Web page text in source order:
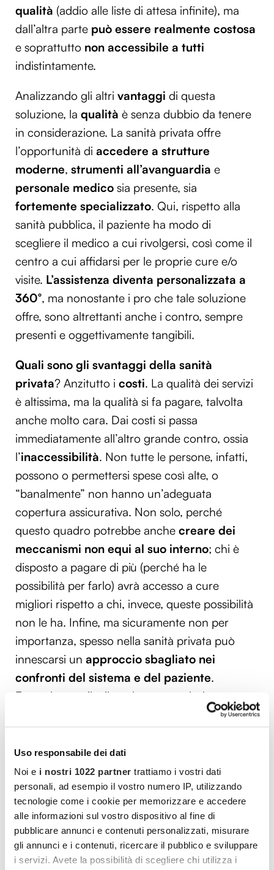
Uso responsabile dei dati
Noi e i nostri 1022 partner trattiamo i vostri dati
personali, ad esempio il vostro numero IP, utilizzando
tecnologie come i cookie per memorizzare e accedere
alle informazioni sul vostro dispositivo al fine di
pubblicare annunci e contenuti personalizzati, misurare
gli annunci e i contenuti, ricercare il pubblico e sviluppare
i servizi. Avete la possibilità di scegliere chi utilizza i
qualità (addio alle liste di attesa infinite), ma
dall’altra parte può essere realmente costosa
e soprattutto non accessibile a tutti
indistintamente.
Analizzando gli altri vantaggi di questa
soluzione, la qualità è senza dubbio da tenere
in considerazione. La sanità privata offre
l’opportunità di accedere a strutture
moderne, strumenti all’avanguardia e
personale medico sia presente, sia
fortemente specializzato. Qui, rispetto alla
sanità pubblica, il paziente ha modo di
scegliere il medico a cui rivolgersi, così come il
centro a cui affidarsi per le proprie cure e/o
visite. L’assistenza diventa personalizzata a
360°, ma nonostante i pro che tale soluzione
offre, sono altrettanti anche i contro, sempre
presenti e oggettivamente tangibili.
Quali sono gli svantaggi della sanità
privata? Anzitutto i costi. La qualità dei servizi
è altissima, ma la qualità si fa pagare, talvolta
anche molto cara. Dai costi si passa
immediatamente all’altro grande contro, ossia
l’inaccessibilità. Non tutte le persone, infatti,
possono o permettersi spese così alte, o
“banalmente” non hanno un’adeguata
copertura assicurativa. Non solo, perché
questo quadro potrebbe anche creare dei
meccanismi non equi al suo interno; chi è
disposto a pagare di più (perché ha le
possibilità per farlo) avrà accesso a cure
migliori rispetto a chi, invece, queste possibilità
non le ha. Infine, ma sicuramente non per
importanza, spesso nella sanità privata può
innescarsi un approccio sbagliato nei
confronti del sistema e del paziente.
Eccessiva medicalizzazione, maggiori
prescrizioni di procedure diagnostiche e/o
Sanità privata o pubblica: qual è la
soluzione migliore?
La scelta finalespetta sempre allapersona
vantaggi e gli svantaggi sono da entrambe le
parti, ma sarà sempre il paziente a scegliere a